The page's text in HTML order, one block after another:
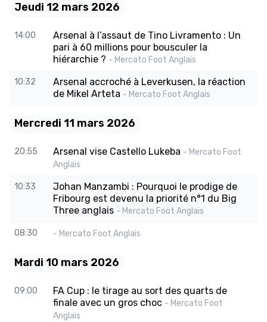
Jeudi 12 mars 2026
14:00
Arsenal à l’assaut de Tino Livramento : Un
pari à 60 millions pour bousculer la
hiérarchie ? - Mercato Foot Anglais
10:32
Arsenal accroché à Leverkusen, la réaction
de Mikel Arteta - Mercato Foot Anglais
Mercredi 11 mars 2026
20:55 Arsenal vise Castello Lukeba - Mercato Foot
Anglais
10:33
Johan Manzambi : Pourquoi le prodige de
Fribourg est devenu la priorité n°1 du Big
Three anglais - Mercato Foot Anglais
08:30 - Mercato Foot Anglais
Mardi 10 mars 2026
09:00
FA Cup : le tirage au sort des quarts de
finale avec un gros choc - Mercato Foot
Anglais